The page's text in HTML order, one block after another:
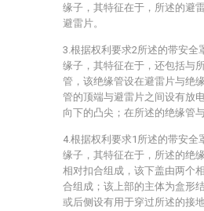
缘子，其特征在于，所述的避
避雷片。
3.根据权利要求2所述的带安全
缘子，其特征在于，还包括与
管，该绝缘管设在避雷片与绝
管的顶端与避雷片之间设有放
向下的凸尖；在所述的绝缘管
4.根据权利要求1所述的带安全
缘子，其特征在于，所述的绝
相对扣合组成，该下盖由两个
合组成；该上部的主体为盒形
或后侧设有用于穿过所述的接